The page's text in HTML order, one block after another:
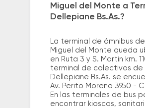
Miguel del Monte a
Dellepiane Bs.As.?
La terminal de ómnibus
Miguel del Monte queda
en Ruta 3 y S. Martin km.
terminal de colectivos de
Dellepiane Bs.As. se
Av. Perito Moreno 3950 -
En las terminales de bus
encontrar kioscos,